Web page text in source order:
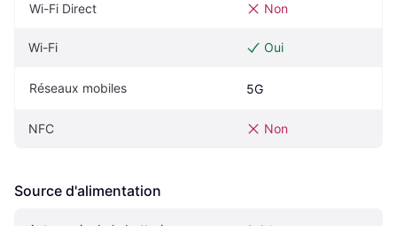
Wi-Fi Direct Non
Wi-Fi Oui
Réseaux mobiles 5G
NFC Non
Source d'alimentation